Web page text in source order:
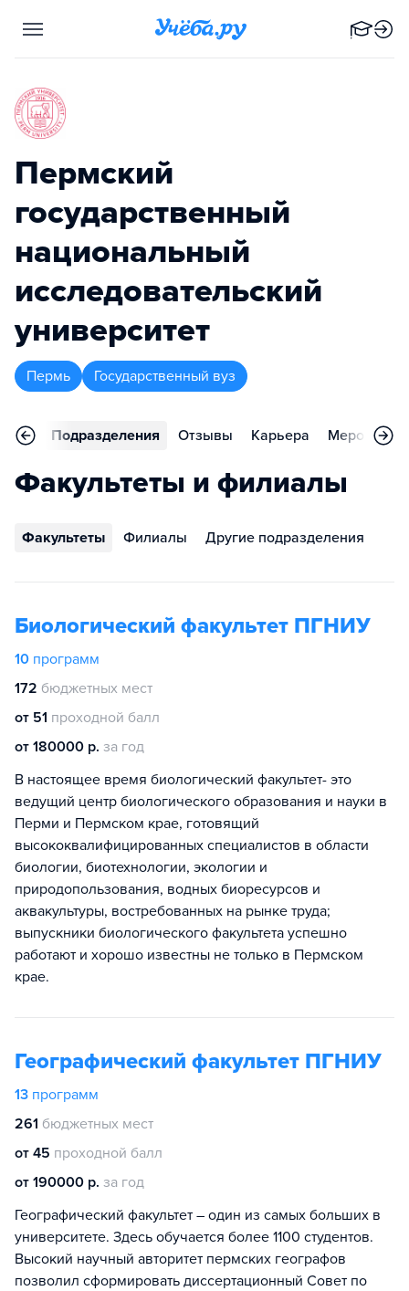
Пермский
государственный
национальный
исследовательский
университет
Пермь Государственный вуз
Подразделения Отзывы Карьера
Факультеты и филиалы
Факультеты Филиалы Другие подразделения
Биологический факультет ПГНИУ
10 программ
172 бюджетных мест
от 51 проходной балл
от 180000 р. за год
В настоящее время биологический факультет- это
ведущий центр биологического образования и науки в
Перми и Пермском крае, готовящий
высококвалифицированных специалистов в области
биологии, биотехнологии, экологии и
природопользования, водных биоресурсов и
аквакультуры, востребованных на рынке труда;
выпускники биологического факультета успешно
работают и хорошо известны не только в Пермском
крае.
Географический факультет ПГНИУ
13 программ
261 бюджетных мест
от 45 проходной балл
от 190000 р. за год
Географический факультет – один из самых больших в
университете. Здесь обучается более 1100 студентов.
Высокий научный авторитет пермских географов
позволил сформировать диссертационный Совет по